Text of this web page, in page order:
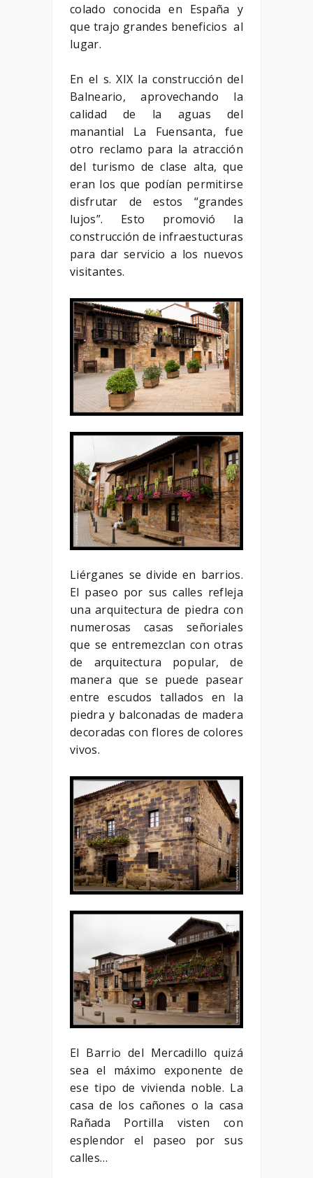
colado conocida en España y
que trajo grandes beneficios al
lugar.
En el s. XIX la construcción del
Balneario, aprovechando la
calidad de la aguas del
manantial La Fuensanta, fue
otro reclamo para la atracción
del turismo de clase alta, que
eran los que podían permitirse
disfrutar de estos “grandes
lujos”. Esto promovió la
construcción de infraestucturas
para dar servicio a los nuevos
visitantes.
Liérganes se divide en barrios.
El paseo por sus calles refleja
una arquitectura de piedra con
numerosas casas señoriales
que se entremezclan con otras
de arquitectura popular, de
manera que se puede pasear
entre escudos tallados en la
piedra y balconadas de madera
decoradas con flores de colores
vivos.
El Barrio del Mercadillo quizá
sea el máximo exponente de
ese tipo de vivienda noble. La
casa de los cañones o la casa
Rañada Portilla visten con
esplendor el paseo por sus
calles…